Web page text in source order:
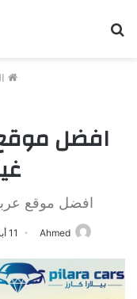
افضل
افضل موقع
Ahmed 11 أبريل، 2023